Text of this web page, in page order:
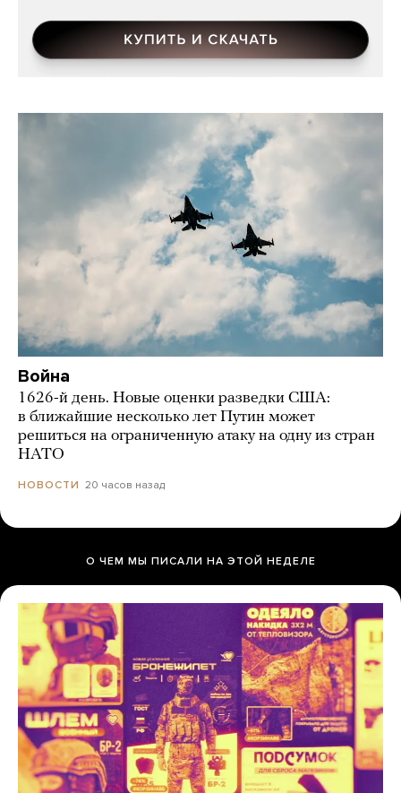
Война
1626-й день. Новые оценки разведки США:
в ближайшие несколько лет Путин может
решиться на ограниченную атаку на одну из стран
НАТО
НОВОСТИ 20 часов назад
О ЧЕМ МЫ ПИСАЛИ НА ЭТОЙ НЕДЕЛЕ